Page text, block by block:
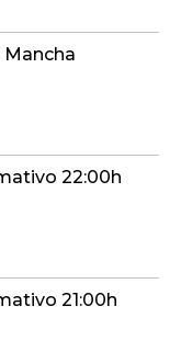
Mancha
22:00h
21:00h